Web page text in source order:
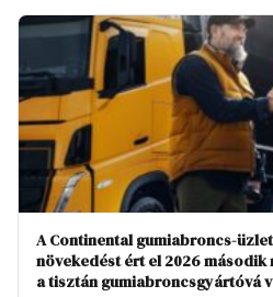
A Continental gumiabroncs-
növekedést ért el 2026
a tisztán gumiabroncsgyártóvá